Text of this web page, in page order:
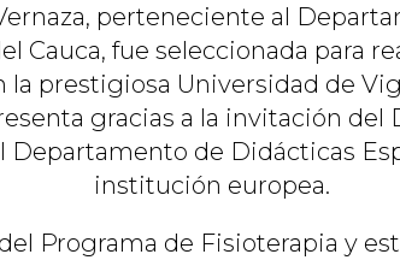
perteneciente al
Cauca, fue seleccionada para
prestigiosa Universidad de
gracias a la invitación del
Departamento de Didácticas
institución europea.
Programa de Fisioterapia y